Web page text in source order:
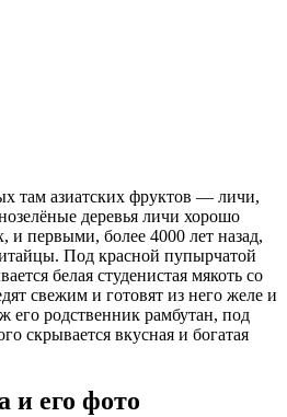
там азиатских фруктов — личи,
деревья личи хорошо
и первыми, более 4000 лет назад,
Под красной пупырчатой
белая студенистая мякоть со
свежим и готовят из него желе и
родственник рамбутан, под
скрывается вкусная и богатая
и его фото